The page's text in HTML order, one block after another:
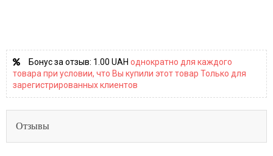
Бонус за отзыв: 1.00 UAH однократно для каждого
товара при условии, что Вы купили этот товар Только для
зарегистрированных клиентов
Отзывы